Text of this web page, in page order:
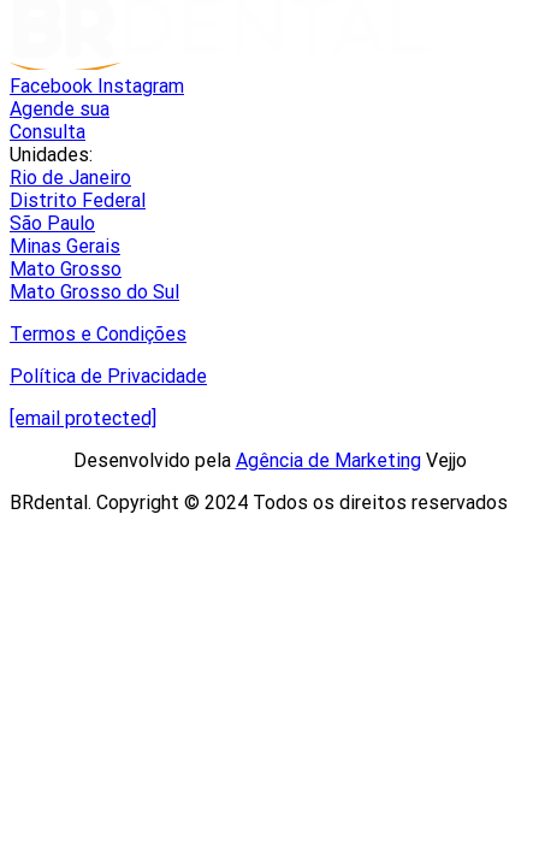
Facebook Instagram
Agende sua
Consulta
Unidades:
Rio de Janeiro
Distrito Federal
São Paulo
Minas Gerais
Mato Grosso
Mato Grosso do Sul
Termos e Condições
Política de Privacidade
[email protected]
Desenvolvido pela Agência de MarketingVejjo​
BRdental. Copyright © 2024 Todos os direitos reservados